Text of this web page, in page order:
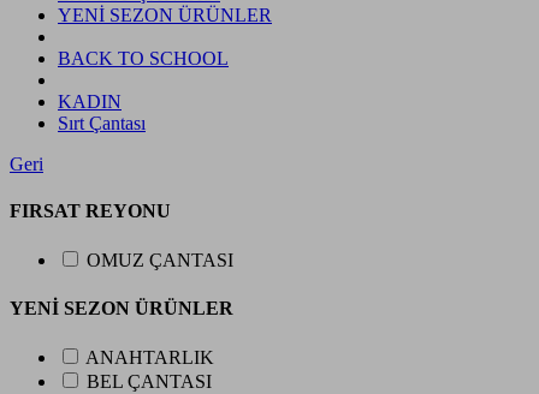
YENİ SEZON ÜRÜNLER
BACK TO SCHOOL
KADIN
Sırt Çantası
Geri
FIRSAT REYONU
OMUZ ÇANTASI
YENİ SEZON ÜRÜNLER
ANAHTARLIK
BEL ÇANTASI